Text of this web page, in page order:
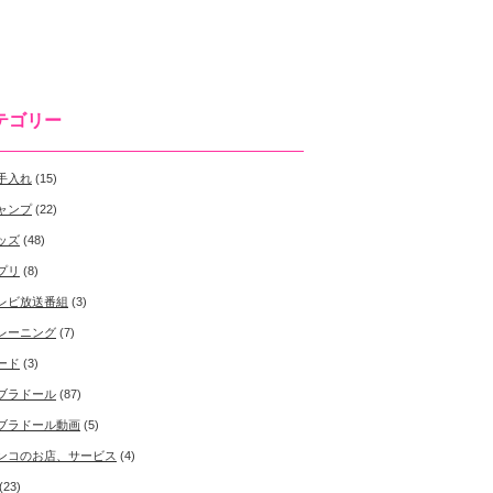
ゴリー
入れ (15)
ンプ(22)
ズ (48)
リ (8)
ビ放送番組 (3)
ーニング (7)
ド (3)
ラドール (87)
ラドール動画 (5)
コのお店、サービス (4)